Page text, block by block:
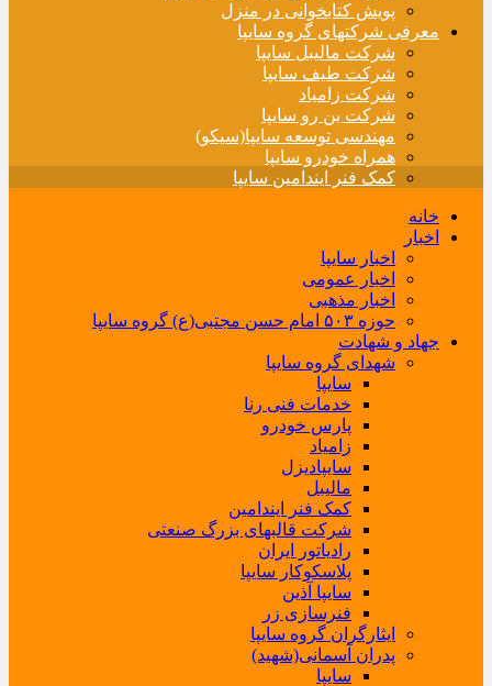
پویش کتابخوانی در منزل
معرفی شرکتهای گروه سایپا
شرکت مالیبل سایپا
شرکت طیف سایپا
شرکت زامیاد
شرکت بن رو سایپا
مهندسی توسعه سایپا(سیکو)
همراه خودرو سایپا
کمک فنر ایندامین سایپا
خانه
اخبار
اخبار سایپا
اخبار عمومی
اخبار مذهبی
حوزه ۵۰۳ امام حسن مجتبی(ع) گروه سایپا
جهاد و شهادت
شهدای گروه سایپا
سایپا
خدمات فنی رنا
پارس خودرو
زامیاد
سایپادیزل
مالیبل
کمک فنر ایندامین
شرکت قالبهای بزرگ صنعتی
رادیاتور ایران
پلاسکوکار سایپا
سایپا آذین
فنرسازی زر
ایثارگران گروه سایپا
پدران آسمانی(شهید)
سایپا